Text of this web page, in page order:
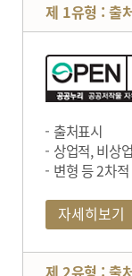
제 1유형 : 출
출처표시
상업적, 비상
변형 등 2차
자세히보기
제 2유형 : 출